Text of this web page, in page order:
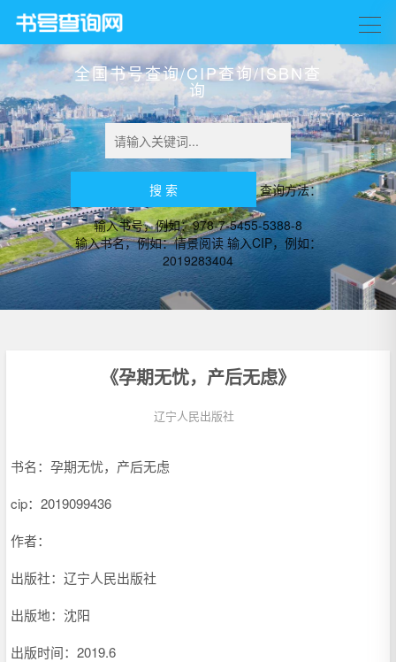
全国书号查询/CIP查询/ISBN查
询
查询方法：
输入书号，例如：978-7-5455-5388-8
输入书名，例如：情景阅读 输入CIP，例如：
2019283404
《孕期无忧，产后无虑》
辽宁人民出版社
书名：孕期无忧，产后无虑
cip： 2019099436
作者：
出版社：辽宁人民出版社
出版地：沈阳
出版时间：2019.6